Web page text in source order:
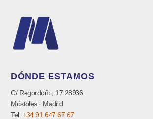
DÓNDE ESTAMOS
C/ Regordoño, 17 28936
Móstoles · Madrid
Tel:+34 91 647 67 67